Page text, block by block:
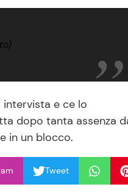
intervista e ce lo
dopo tanta assenza
in un blocco.
Tweet